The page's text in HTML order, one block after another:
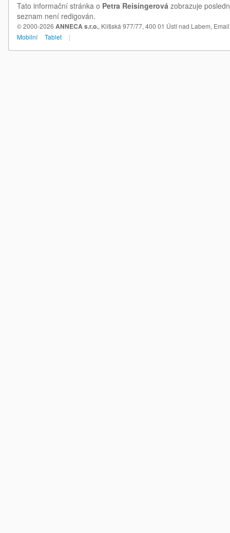
Tato informační stránka o Petra Reisingerová zobrazuje
seznam není redigován.
© 2000-2026 ANNECA s.r.o., Klíšská 977/77, 400 01 Ústí nad Labem,
Mobilní
Tablet |